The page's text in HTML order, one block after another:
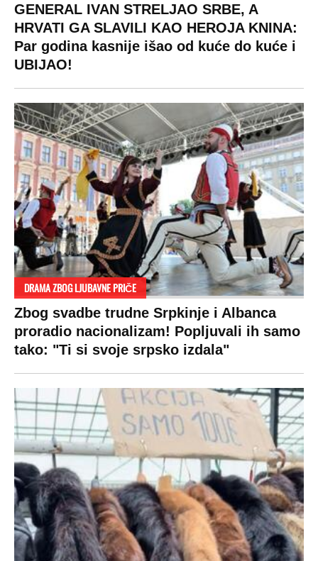
GENERAL IVAN STRELJAO SRBE, A
HRVATI GA SLAVILI KAO HEROJA KNINA:
Par godina kasnije išao od kuće do kuće i
UBIJAO!
DRAMA ZBOG LJUBAVNE PRIČE
Zbog svadbe trudne Srpkinje i Albanca
proradio nacionalizam! Popljuvali ih samo
tako: "Ti si svoje srpsko izdala"